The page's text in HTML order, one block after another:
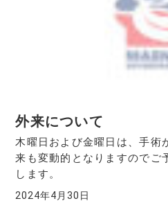
外来について
木曜日および金曜日は、手術
来も変動的となりますのでご
します。
2024年4月30日